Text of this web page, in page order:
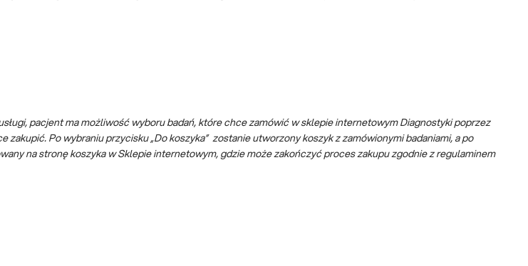
pacjent ma możliwość wyboru badań, które chce zamówić w sklepie internetowym Diagnostyki poprzez
Po wybraniu przycisku „Do koszyka” zostanie utworzony koszyk z zamówionymi badaniami, a po
na stronę koszyka w Sklepie internetowym, gdzie może zakończyć proces zakupu zgodnie z regulaminem